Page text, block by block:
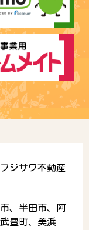
ジサワ不動産
、半田市、阿
豊町、美浜